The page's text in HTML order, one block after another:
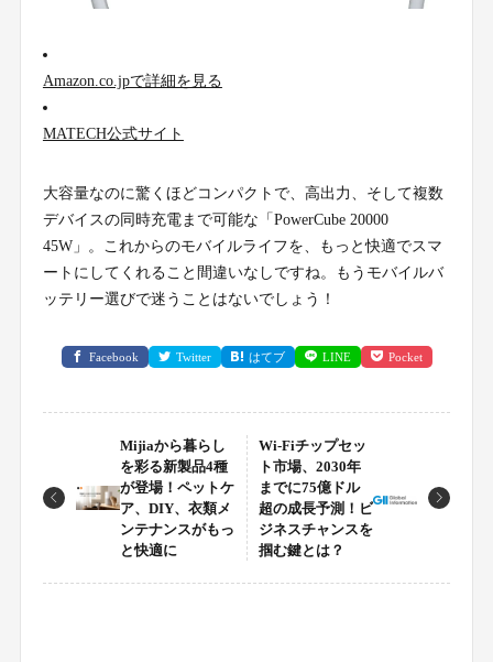
Amazon.co.jpで詳細を見る
MATECH公式サイト
大容量なのに驚くほどコンパクトで、高出力、そして複数
デバイスの同時充電まで可能な「PowerCube 20000
45W」。これからのモバイルライフを、もっと快適でスマ
ートにしてくれること間違いなしですね。もうモバイルバ
ッテリー選びで迷うことはないでしょう！
Facebook Twitter はてブ LINE Pocket
Mijiaから暮らし
を彩る新製品4種
が登場！ペットケ
ア、DIY、衣類メ
ンテナンスがもっ
と快適に
Wi-Fiチップセッ
ト市場、2030年
までに75億ドル
超の成長予測！ビ
ジネスチャンスを
掴む鍵とは？